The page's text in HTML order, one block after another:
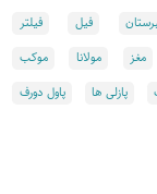
فیل
فیلتر
مغز مولانا
موکب
پازلی ها پاول دورف